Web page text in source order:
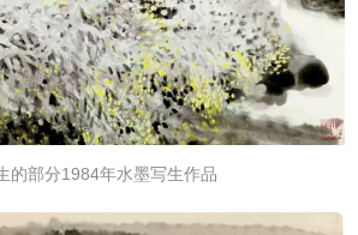
的部分1984年水墨写生作品